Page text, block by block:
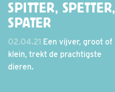
SPITTER, SPETTER,
SPATER
02.04.21 Een vijver, groot of
klein, trekt de prachtigste
dieren.